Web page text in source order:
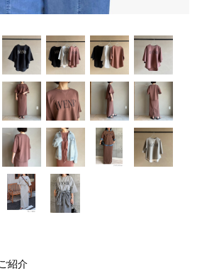
紹介